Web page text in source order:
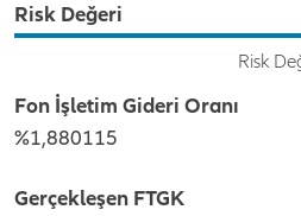
Risk Değeri
Risk
Fon İşletim Gideri Oranı
%1,880115
Gerçekleşen FTGK